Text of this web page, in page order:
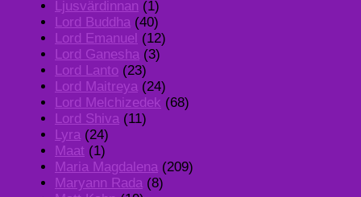
Ljusvärdinnan (1)
Lord Buddha (40)
Lord Emanuel (12)
Lord Ganesha (3)
Lord Lanto (23)
Lord Maitreya (24)
Lord Melchizedek (68)
Lord Shiva (11)
Lyra (24)
Maat (1)
Maria Magdalena (209)
Maryann Rada (8)